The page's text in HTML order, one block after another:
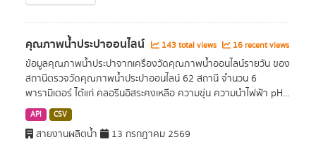
คุณภาพน้ำประปาออนไลน์ 143 total views 16 recent views
ข้อมูลคุณภาพน้ำประปาจากเครื่องวัดคุณภาพน้ำออนไลน์รายวัน ของ
สถานีตรวจวัดคุณภาพน้ำประปาออนไลน์ 62 สถานี จำนวน 6
พารามิเตอร์ ได้แก่ คลอรีนอิสระคงเหลือ ความขุ่น ความนำไฟฟ้า pH...
API CSV
สายงานผลิตน้ำ 13 กรกฎาคม 2569